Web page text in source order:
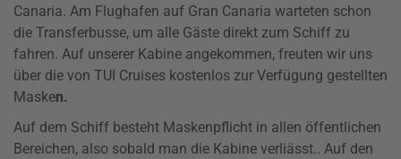
Canaria. Am Flughafen auf Gran Canaria warteten schon
die Transferbusse, um alle Gäste direkt zum Schiff zu
fahren. Auf unserer Kabine angekommen, freuten wir uns
über die von TUI Cruises kostenlos zur Verfügung gestellten
Masken.
Auf dem Schiff besteht Maskenpflicht in allen öffentlichen
Bereichen, also sobald man die Kabine verliässt.. Auf den